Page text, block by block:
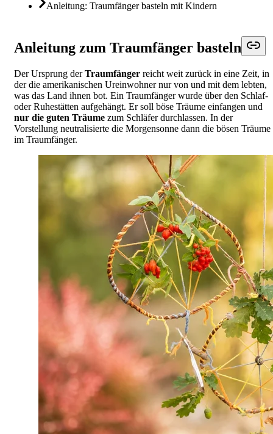
Anleitung: Traumfänger basteln mit Kindern
Anleitung zum Traumfänger basteln
Der Ursprung derTraumfänger reicht weit zurück in eine Zeit, in
der die amerikanischen Ureinwohner nur von und mit dem lebten,
was das Land ihnen bot. Ein Traumfänger wurde über den Schlaf-
oder Ruhestätten aufgehängt. Er soll böse Träume einfangen und
nur die guten Träume zum Schläfer durchlassen. In der
Vorstellung neutralisierte die Morgensonne dann die bösen Träume
im Traumfänger.